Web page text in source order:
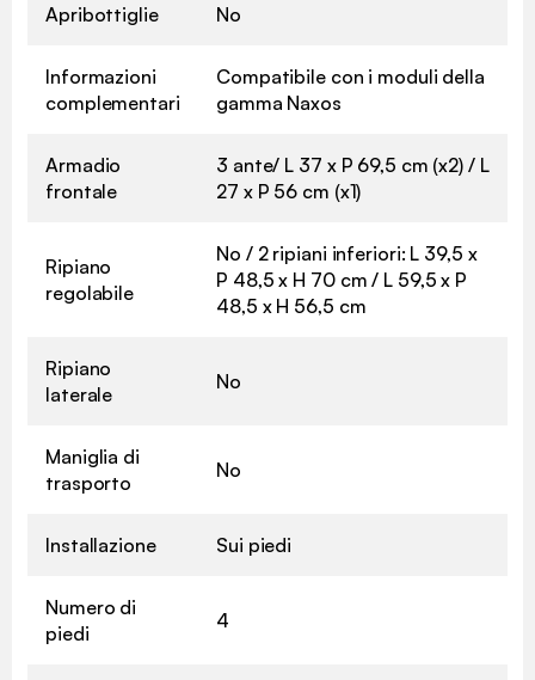
Apribottiglie No
Informazioni
complementari
Compatibile con i moduli della
gamma Naxos
Armadio
frontale
3 ante/ L 37 x P 69,5 cm (x2) / L
27 x P 56 cm (x1)
Ripiano
regolabile
No / 2 ripiani inferiori: L 39,5 x
P 48,5 x H 70 cm / L 59,5 x P
48,5 x H 56,5 cm
Ripiano
laterale
No
Maniglia di
trasporto
No
Installazione Sui piedi
Numero di
piedi
4